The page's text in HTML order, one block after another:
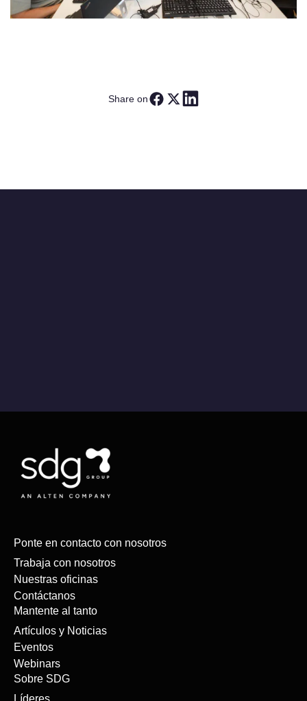
Share on
Ponte en contacto con nosotros
Trabaja con nosotros
Nuestras oficinas
Contáctanos
Mantente al tanto
Artículos y Noticias
Eventos
Webinars
Sobre SDG